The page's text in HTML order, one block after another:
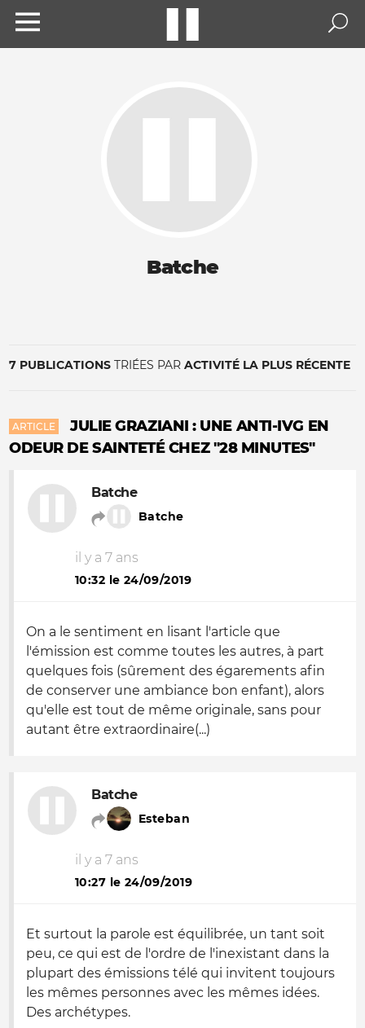
Batche
7 PUBLICATIONS TRIÉES PAR ACTIVITÉ LA PLUS RÉCENTE
ARTICLE
JULIE GRAZIANI : UNE ANTI-IVG EN
ODEUR DE SAINTETÉ CHEZ "28 MINUTES"
Batche
Batche
il y a 7 ans
10:32 le 24/09/2019
On a le sentiment en lisant l'article que
l'émission est comme toutes les autres, à part
quelques fois (sûrement des égarements afin
de conserver une ambiance bon enfant), alors
qu'elle est tout de même originale, sans pour
autant être extraordinaire(...)
Batche
Esteban
il y a 7 ans
10:27 le 24/09/2019
Et surtout la parole est équilibrée, un tant soit
peu, ce qui est de l'ordre de l'inexistant dans la
plupart des émissions télé qui invitent toujours
les mêmes personnes avec les mêmes idées.
Des archétypes.